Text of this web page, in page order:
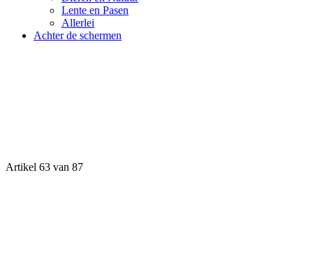
Lente en Pasen
Allerlei
Achter de schermen
Artikel 63 van 87